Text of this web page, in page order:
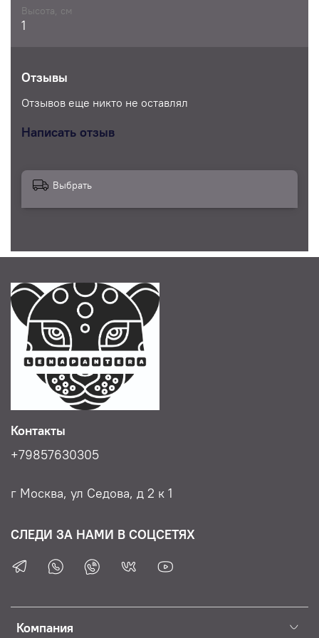
Высота, см
1
Отзывы
Отзывов еще никто не оставлял
Написать отзыв
Выбрать
Компания
Контакты
+79857630305
г Москва, ул Седова, д 2 к 1
СЛЕДИ ЗА НАМИ В СОЦСЕТЯХ